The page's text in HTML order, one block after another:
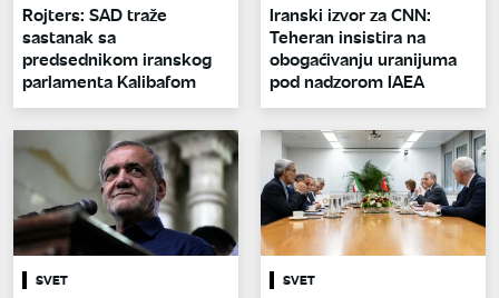
Rojters: SAD traže
sastanak sa
predsednikom iranskog
parlamenta Kalibafom
Iranski izvor za CNN:
Teheran insistira na
obogaćivanju uranijuma
pod nadzorom IAEA
SVET SVET